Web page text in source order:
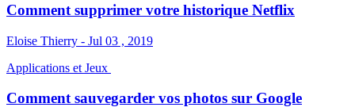
Comment supprimer votre historique Netflix
Eloise Thierry - Jul 03 , 2019
Applications et Jeux
Comment sauvegarder vos photos sur Google